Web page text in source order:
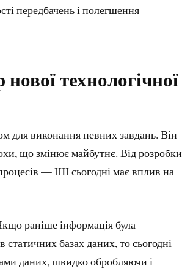
передбачень і полегшення
технологічної
для виконання певних завдань. Він
що змінює майбутнє. Від розробки
— ШІ сьогодні має вплив на
раніше інформація була
статичних базах даних, то сьогодні
даних, швидко обробляючи і